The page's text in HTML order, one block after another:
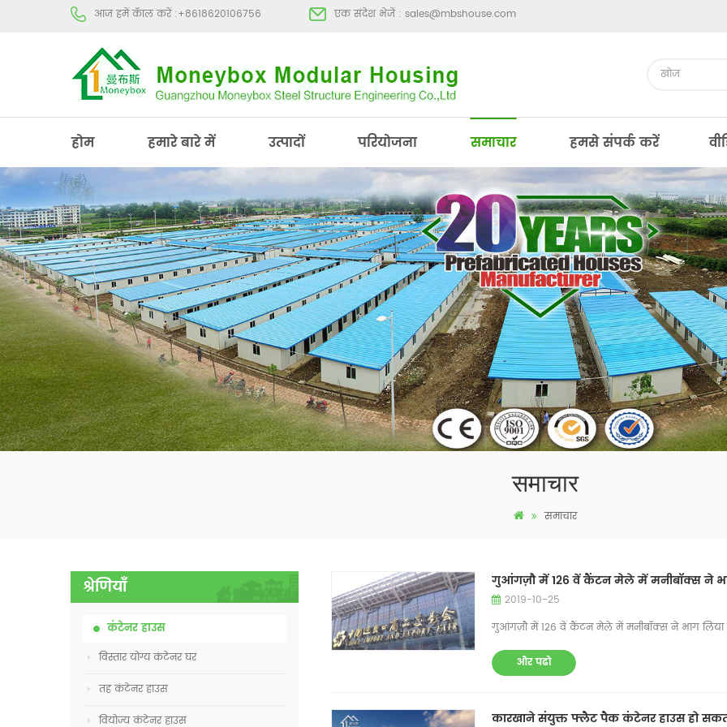
आज हमें कॅाल करें :+8618620106756 एक संदेश भेजें : sales@mbshouse.com
होम हमारे बारे में उत्पादों परियोजना समाचार हमसे संपर्क करें
समाचार
समाचार
श्रेणियाँ
कंटेनर हाउस
विस्तार योग्य कंटेनर घर
तह कंटेनर हाउस
वियोज्य कंटेनर हाउस
गुआंगज़ौ में 126 वें कैंटन मेले में मनीबॉक्स ने
2019-10-25
गुआंगज़ौ में 126 वें कैंटन मेले में मनीबॉक्स ने भाग लिया
और पढो
कारखाने संयुक्त फ्लैट पैक कंटेनर हाउस हो